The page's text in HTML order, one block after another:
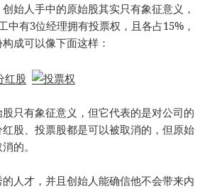
始人手中的原始股其实只有象征意义，
中有3位经理拥有投票权，且各占15%，
成可以像下面这样：
只有象征意义，但它代表的是对公司的
股、投票股都是可以被取消的，但原始
的。
人才，并且创始人能确信他不会带来内